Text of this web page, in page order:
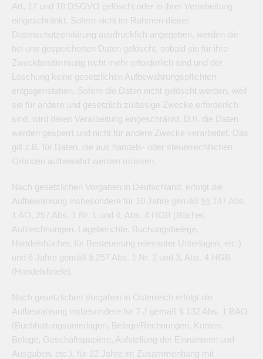
Art. 17 und 18 DSGVO gelöscht oder in ihrer Verarbeitung
eingeschränkt. Sofern nicht im Rahmen dieser
Datenschutzerklärung ausdrücklich angegeben, werden die
bei uns gespeicherten Daten gelöscht, sobald sie für ihre
Zweckbestimmung nicht mehr erforderlich sind und der
Löschung keine gesetzlichen Aufbewahrungspflichten
entgegenstehen. Sofern die Daten nicht gelöscht werden, weil
sie für andere und gesetzlich zulässige Zwecke erforderlich
sind, wird deren Verarbeitung eingeschränkt. D.h. die Daten
werden gesperrt und nicht für andere Zwecke verarbeitet. Das
gilt z.B. für Daten, die aus handels- oder steuerrechtlichen
Gründen aufbewahrt werden müssen.
Nach gesetzlichen Vorgaben in Deutschland, erfolgt die
Aufbewahrung insbesondere für 10 Jahre gemäß §§ 147 Abs.
1 AO, 257 Abs. 1 Nr. 1 und 4, Abs. 4 HGB (Bücher,
Aufzeichnungen, Lageberichte, Buchungsbelege,
Handelsbücher, für Besteuerung relevanter Unterlagen, etc.)
und 6 Jahre gemäß § 257 Abs. 1 Nr. 2 und 3, Abs. 4 HGB
(Handelsbriefe).
Nach gesetzlichen Vorgaben in Österreich erfolgt die
Aufbewahrung insbesondere für 7 J gemäß § 132 Abs. 1 BAO
(Buchhaltungsunterlagen, Belege/Rechnungen, Konten,
Belege, Geschäftspapiere, Aufstellung der Einnahmen und
Ausgaben, etc.), für 22 Jahre im Zusammenhang mit